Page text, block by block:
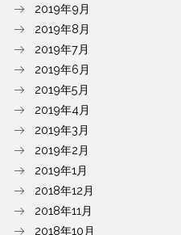
2019年9月
2019年8月
2019年7月
2019年6月
2019年5月
2019年4月
2019年3月
2019年2月
2019年1月
2018年12月
2018年11月
2018年10月